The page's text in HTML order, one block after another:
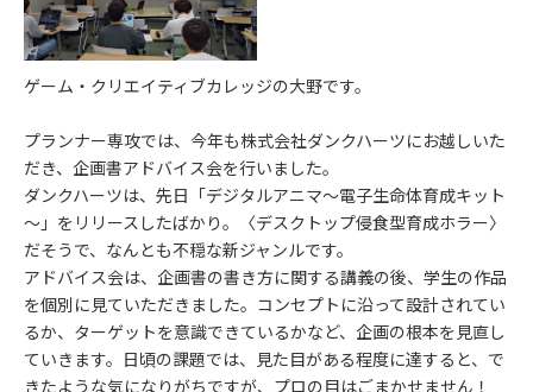
ゲーム・クリエイティブカレッジの大野です。
プランナー専攻では、今年も株式会社ダンクハーツにお越しいた
だき、企画書アドバイス会を行いました。
ダンクハーツは、先日「デジタルアニマ～電子生命体育成キット
～」をリリースしたばかり。〈デスクトップ侵食型育成ホラー〉
だそうで、なんとも不穏な新ジャンルです。
アドバイス会は、企画書の書き方に関する講義の後、学生の作品
を個別に見ていただきました。コンセプトに沿って設計されてい
るか、ターゲットを意識できているかなど、企画の根本を見直し
ていきます。日頃の課題では、見た目がある程度に達すると、で
きたような気になりがちですが、プロの目はごまかせません！